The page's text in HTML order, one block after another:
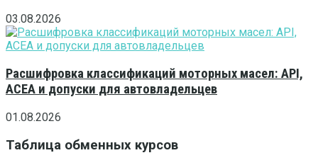
03.08.2026
Расшифровка классификаций моторных масел: API,
ACEA и допуски для автовладельцев
01.08.2026
Таблица обменных курсов